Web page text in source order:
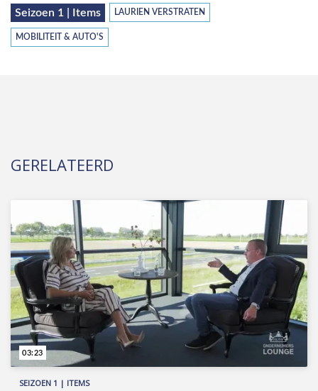
Seizoen 1 | Items LAURIEN VERSTRATEN
MOBILITEIT & AUTO'S
GERELATEERD
SEIZOEN 1 | ITEMS
03:23